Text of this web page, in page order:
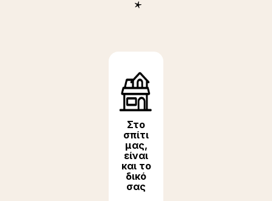
*
Στο
σπίτι
μας,
είναι
και το
δικό
σας